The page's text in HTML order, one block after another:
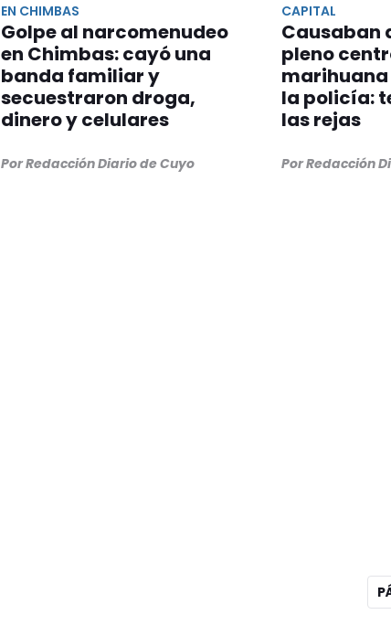
EN CHIMBAS
Golpe al narcomenudeo
en Chimbas: cayó una
banda familiar y
secuestraron droga,
dinero y celulares
Por Redacción Diario de Cuyo
CAPITAL
Causaban
pleno
la policía:
las rejas
Por Redacción